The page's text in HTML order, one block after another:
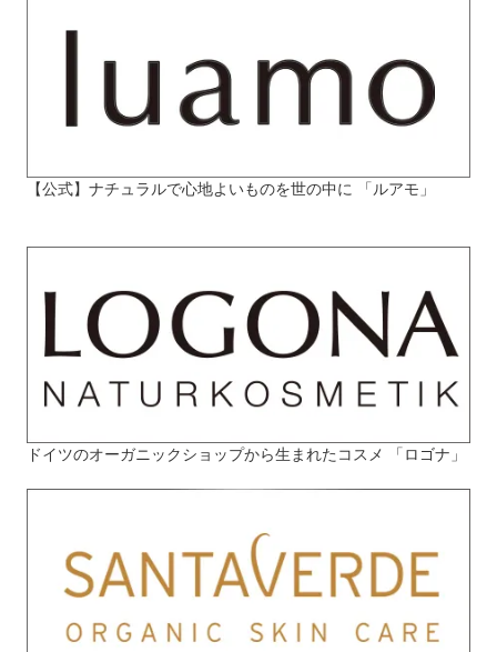
【公式】ナチュラルで心地よいものを世の中に 「ルアモ」
ドイツのオーガニックショップから生まれたコスメ 「ロゴナ」